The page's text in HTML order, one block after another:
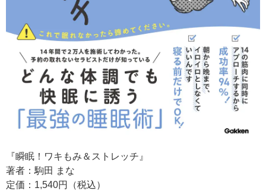
『瞬眠！ワキもみ＆ストレッチ』
著者：駒田 まな
定価：1,540円（税込）